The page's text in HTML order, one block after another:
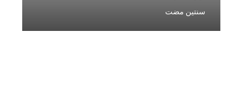
سنتين مضت